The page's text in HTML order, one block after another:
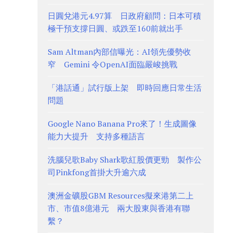
日圓兌港元4.97算 日政府顧問：日本可積
極干預支撐日圓、或跌至160前就出手
Sam Altman內部信曝光：AI領先優勢收
窄 Gemini 令OpenAI面臨嚴峻挑戰
「港話通」試行版上架 即時回應日常生活
問題
Google Nano Banana Pro來了！生成圖像
能力大提升 支持多種語言
洗腦兒歌Baby Shark歌紅股價更勁 製作公
司Pinkfong首掛大升逾六成
澳洲金礦股GBM Resources擬來港第二上
市、市值8億港元 兩大股東與香港有聯
繫？